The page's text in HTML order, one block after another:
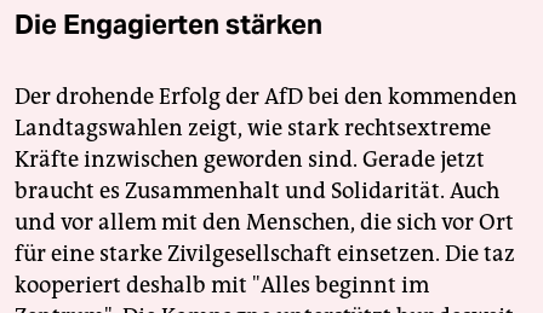
Die Engagierten stärken
Der drohende Erfolg der AfD bei den kommenden
Landtagswahlen zeigt, wie stark rechtsextreme
Kräfte inzwischen geworden sind. Gerade jetzt
braucht es Zusammenhalt und Solidarität. Auch
und vor allem mit den Menschen, die sich vor Ort
für eine starke Zivilgesellschaft einsetzen. Die taz
kooperiert deshalb mit "Alles beginnt im